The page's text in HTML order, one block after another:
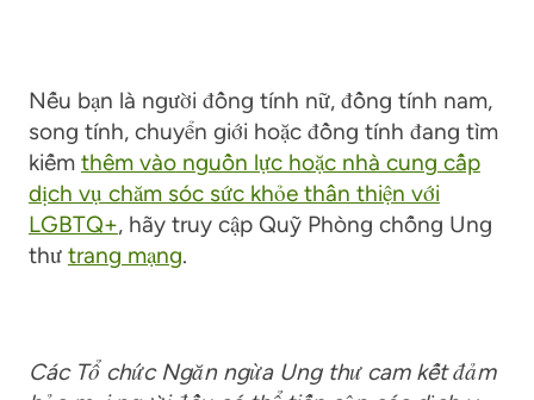
Nếu bạn là người đồng tính nữ, đồng tính nam,
song tính, chuyển giới hoặc đồng tính đang tìm
kiếm thêm vàonguồn lực hoặc nhà cung cấp
dịch vụ chăm sóc sức khỏe thân thiện với
LGBTQ+, hãy truy cập Quỹ Phòng chống Ung
thư trang mạng.
CácTổ chức Ngăn ngừa Ung thư cam kết đảm